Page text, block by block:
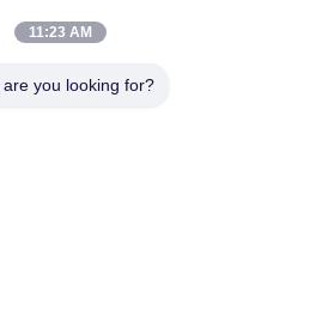
11:23 AM
you looking for?